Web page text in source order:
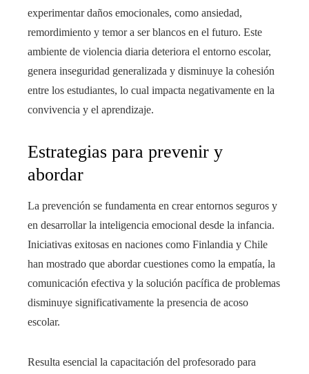
experimentar daños emocionales, como ansiedad,
remordimiento y temor a ser blancos en el futuro. Este
ambiente de violencia diaria deteriora el entorno escolar,
genera inseguridad generalizada y disminuye la cohesión
entre los estudiantes, lo cual impacta negativamente en la
convivencia y el aprendizaje.
Estrategias para prevenir y
abordar
La prevención se fundamenta en crear entornos seguros y
en desarrollar la inteligencia emocional desde la infancia.
Iniciativas exitosas en naciones como Finlandia y Chile
han mostrado que abordar cuestiones como la empatía, la
comunicación efectiva y la solución pacífica de problemas
disminuye significativamente la presencia de acoso
escolar.
Resulta esencial la capacitación del profesorado para